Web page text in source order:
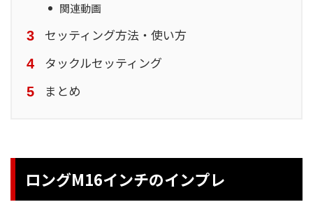
関連動画
セッティング方法・使い方
タックルセッティング
まとめ
ロングM16インチのインプレ